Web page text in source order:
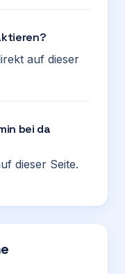
auf dieser
bei da
dieser Seite.